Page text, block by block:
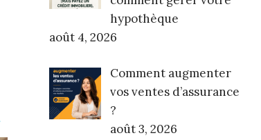
hypothèque
août 4, 2026
Comment augmenter
vos ventes d’assurance
?
août 3, 2026